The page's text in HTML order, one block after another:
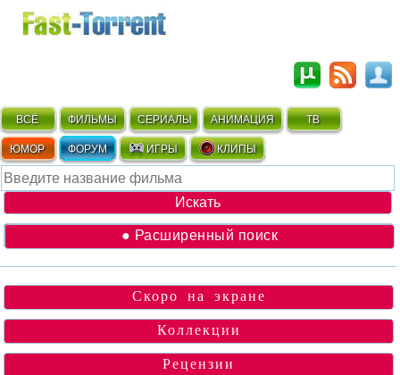
ВСЁ ФИЛЬМЫ СЕРИАЛЫ АНИМАЦИЯ ТВ
ЮМОР ФОРУМ ИГРЫ КЛИПЫ
● Расширенный поиск
Скоро на экране
Коллекции
Рецензии